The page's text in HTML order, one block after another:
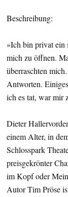
Beschreibung:
»Ich bin privat ein
mich zu öffnen.
überraschten
Antworten.
ich es tat, war mir
Dieter
einem Alter, in
Schlosspark
preisgekrönter
im Kopf oder
Autor Tim Pröse